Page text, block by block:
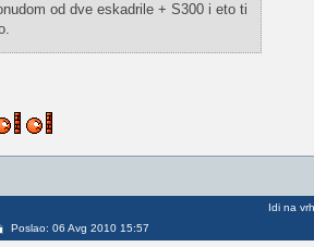
od dve eskadrile + S300 i eto ti
Poslao: 06 Avg 2010 15:57
Idi na vrh